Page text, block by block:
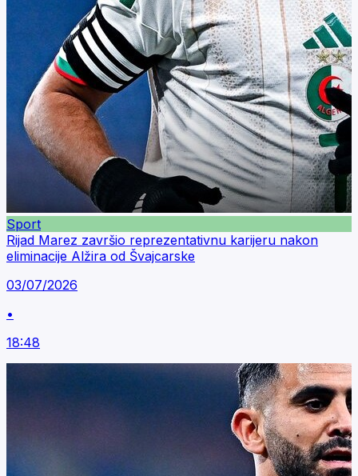
Sport
Rijad Marez završio reprezentativnu karijeru nakon
eliminacije Alžira od Švajcarske
03/07/2026
•
18:48